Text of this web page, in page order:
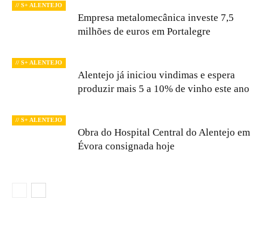
// S+ ALENTEJO
Empresa metalomecânica investe 7,5
milhões de euros em Portalegre
// S+ ALENTEJO
Alentejo já iniciou vindimas e espera
produzir mais 5 a 10% de vinho este ano
// S+ ALENTEJO
Obra do Hospital Central do Alentejo em
Évora consignada hoje